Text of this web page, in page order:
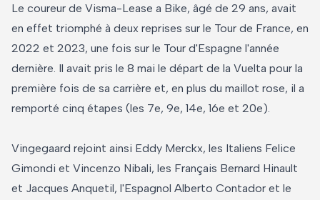
Le coureur de Visma-Lease a Bike, âgé de 29 ans, avait
en effet triomphé à deux reprises sur le Tour de France, en
2022 et 2023, une fois sur le Tour d'Espagne l'année
dernière. Il avait pris le 8 mai le départ de la Vuelta pour la
première fois de sa carrière et, en plus du maillot rose, il a
remporté cinq étapes (les 7e, 9e, 14e, 16e et 20e).
Vingegaard rejoint ainsi Eddy Merckx, les Italiens Felice
Gimondi et Vincenzo Nibali, les Français Bernard Hinault
et Jacques Anquetil, l'Espagnol Alberto Contador et le